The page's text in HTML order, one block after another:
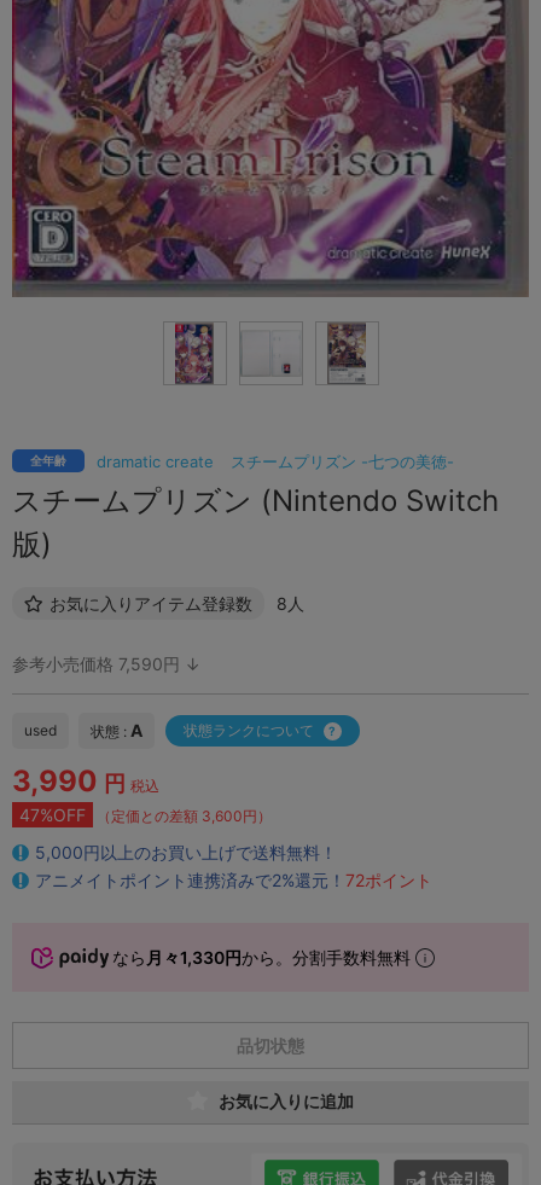
dramatic create スチームプリズン -七つの美徳-
全年齢
スチームプリズン (Nintendo Switch
版)
お気に入りアイテム登録数 8人
参考小売価格 7,590円 ↓
used 状態 : A 状態ランクについて
3,990 円 税込
47%OFF （定価との差額 3,600円）
5,000円以上のお買い上げで送料無料！
アニメイトポイント連携済みで2%還元！ 72ポイント
なら 月々1,330円から。分割手数料無料
品切状態
お気に入りに追加